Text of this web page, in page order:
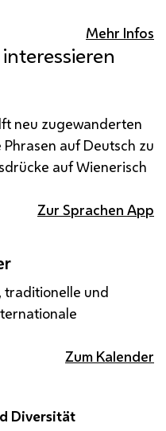
Mehr Infos
neu zugewanderten
auf Deutsch zu
auf Wienerisch
Zur Sprachen App
traditionelle und
Zum Kalender
Diversität